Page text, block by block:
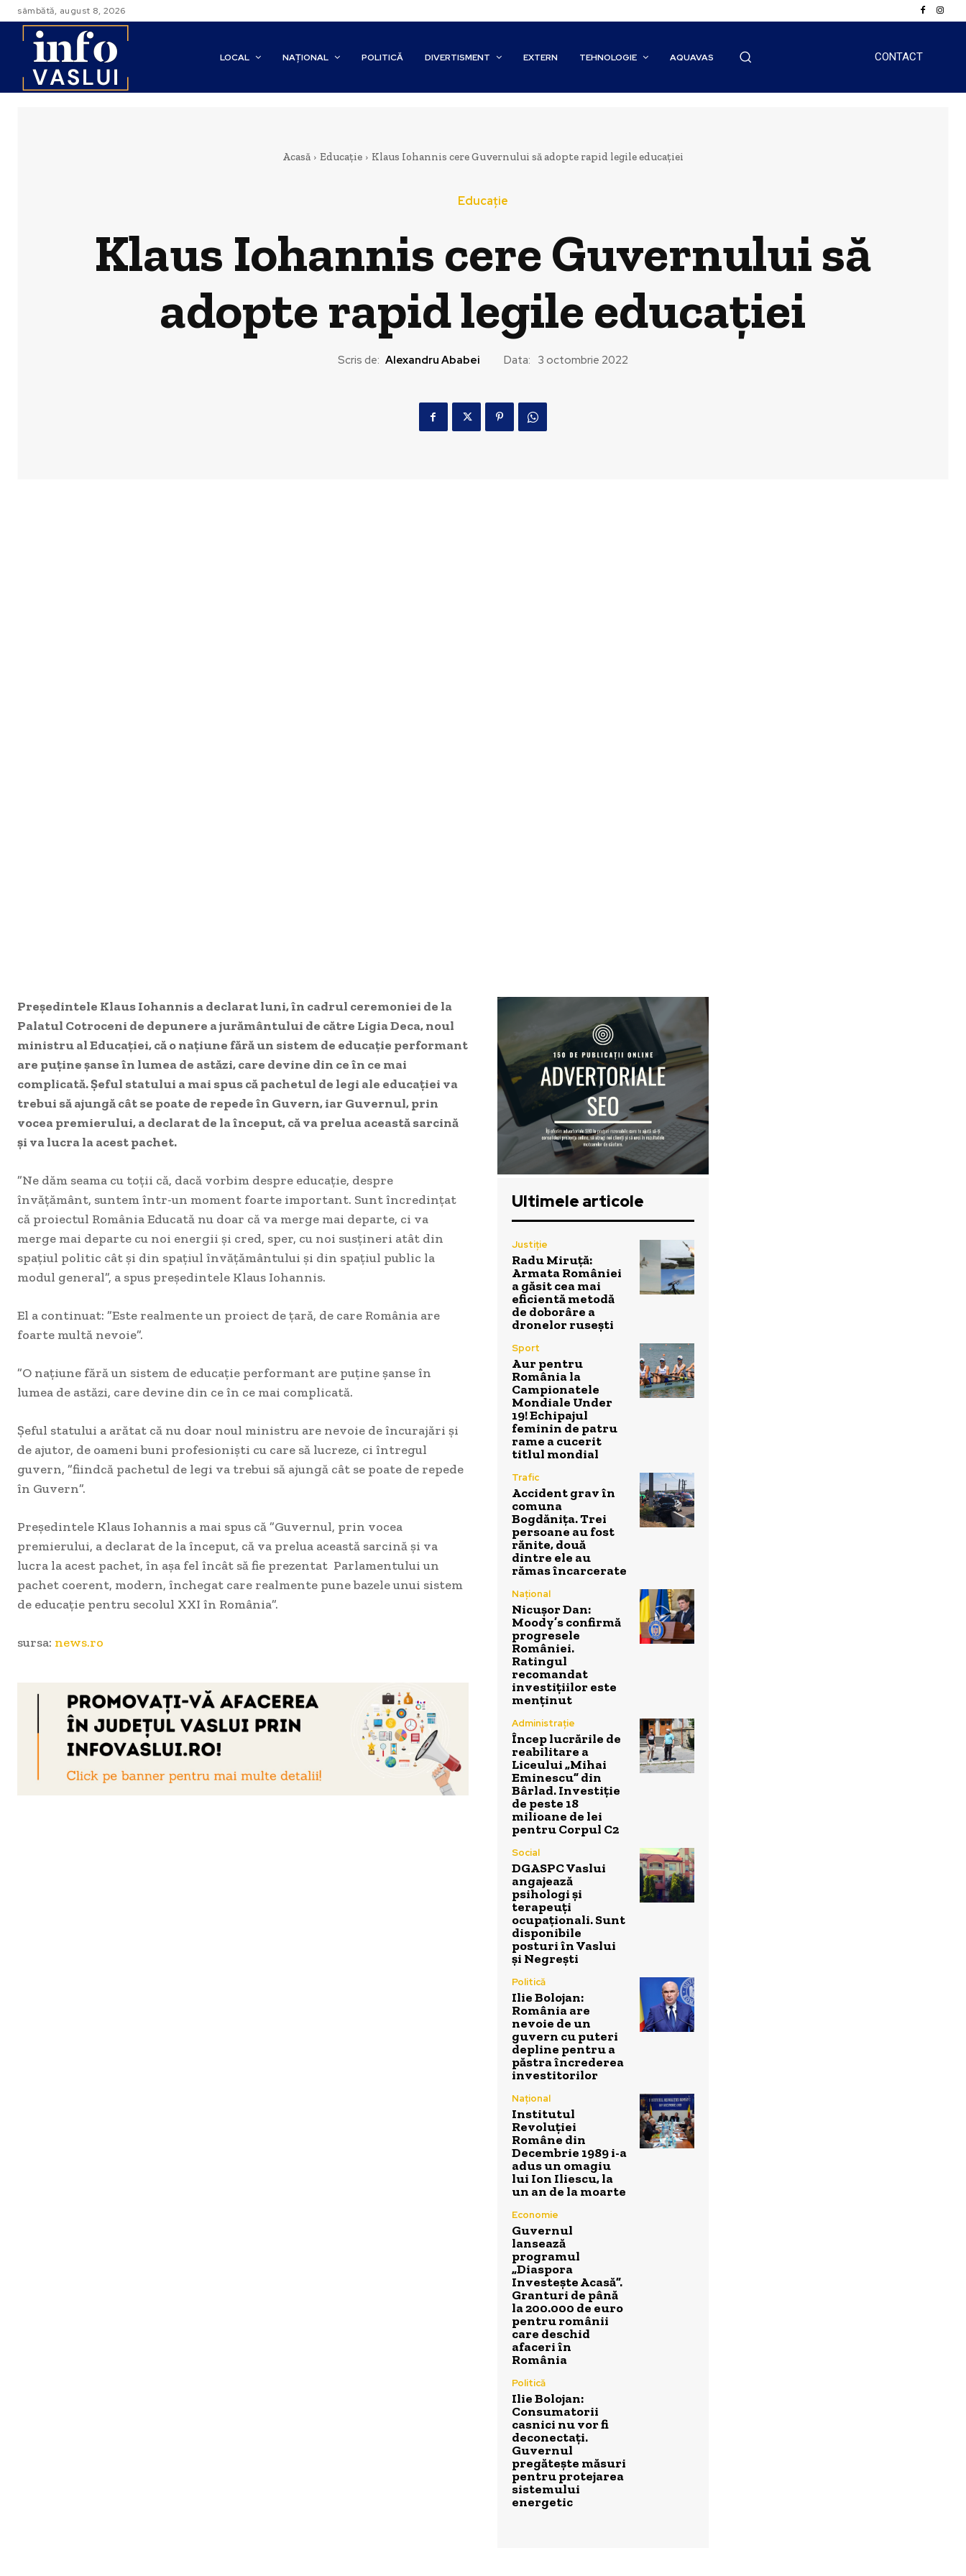
sâmbătă, august 8, 2026
LOCAL NAȚIONAL POLITICĂ DIVERTISMENT EXTERN TEHNOLOGIE AQUAVAS CONTACT
Acasă Educație Klaus Iohannis cere Guvernului să adopte rapid legile educației
Educație
Klaus Iohannis cere Guvernului să
adopte rapid legile educației
Scris de: Alexandru Ababei Data: 3 octombrie 2022
Preşedintele Klaus Iohannis a declarat luni, în cadrul ceremoniei de la
Palatul Cotroceni de depunere a jurământului de către Ligia Deca, noul
ministru al Educaţiei, că o naţiune fără un sistem de educaţie performant
are puţine şanse în lumea de astăzi, care devine din ce în ce mai
complicată. Şeful statului a mai spus că pachetul de legi ale educaţiei va
trebui să ajungă cât se poate de repede în Guvern, iar Guvernul, prin
vocea premierului, a declarat de la început, că va prelua această sarcină
şi va lucra la acest pachet.
”Ne dăm seama cu toţii că, dacă vorbim despre educaţie, despre
învăţământ, suntem într-un moment foarte important. Sunt încredinţat
că proiectul România Educată nu doar că va merge mai departe, ci va
merge mai departe cu noi energii şi cred, sper, cu noi susţineri atât din
spaţiul politic cât şi din spaţiul învăţământului şi din spaţiul public la
modul general”, a spus preşedintele Klaus Iohannis.
El a continuat: ”Este realmente un proiect de ţară, de care România are
foarte multă nevoie”.
”O naţiune fără un sistem de educaţie performant are puţine şanse în
lumea de astăzi, care devine din ce în ce mai complicată.
Şeful statului a arătat că nu doar noul ministru are nevoie de încurajări şi
de ajutor, de oameni buni profesionişti cu care să lucreze, ci întregul
guvern, ”fiindcă pachetul de legi va trebui să ajungă cât se poate de repede
în Guvern”.
Preşedintele Klaus Iohannis a mai spus că ”Guvernul, prin vocea
premierului, a declarat de la început, că va prelua această sarcină şi va
lucra la acest pachet, în aşa fel încât să fie prezentat Parlamentului un
pachet coerent, modern, închegat care realmente pune bazele unui sistem
de educaţie pentru secolul XXI în România”.
sursa: news.ro
Ultimele articole
Justiție
Radu Miruță:
Armata României
a găsit cea mai
eficientă metodă
de doborâre a
dronelor rusești
Sport
Aur pentru
România la
Campionatele
Mondiale Under
19! Echipajul
feminin de patru
rame a cucerit
titlul mondial
Trafic
Accident grav în
comuna
Bogdănița. Trei
persoane au fost
rănite, două
dintre ele au
rămas încarcerate
Național
Nicușor Dan:
Moody’s confirmă
progresele
României.
Ratingul
recomandat
investițiilor este
menținut
Administrație
Încep lucrările de
reabilitare a
Liceului „Mihai
Eminescu” din
Bârlad. Investiție
de peste 18
milioane de lei
pentru Corpul C2
Social
DGASPC Vaslui
angajează
psihologi și
terapeuți
ocupaționali. Sunt
disponibile
posturi în Vaslui
și Negrești
Politică
Ilie Bolojan:
România are
nevoie de un
guvern cu puteri
depline pentru a
păstra încrederea
investitorilor
Național
Institutul
Revoluției
Române din
Decembrie 1989 i-a
adus un omagiu
lui Ion Iliescu, la
un an de la moarte
Economie
Guvernul
lansează
programul
„Diaspora
Investește Acasă”.
Granturi de până
la 200.000 de euro
pentru românii
care deschid
afaceri în
România
Politică
Ilie Bolojan:
Consumatorii
casnici nu vor fi
deconectați.
Guvernul
pregătește măsuri
pentru protejarea
sistemului
energetic